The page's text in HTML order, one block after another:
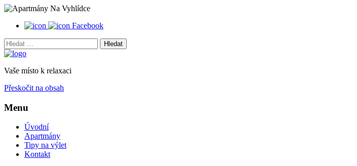
Facebook
Hledat:
Vaše místo k relaxaci
Přeskočit na obsah
Menu
Úvodní
Apartmány
Tipy na výlet
Kontakt